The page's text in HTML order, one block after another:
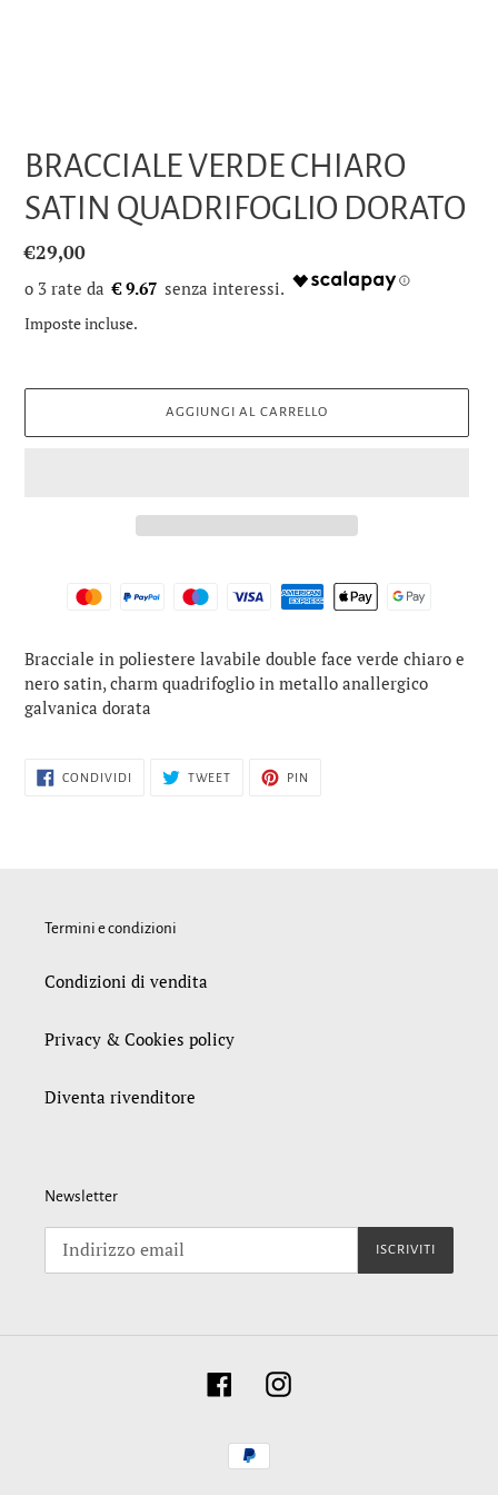
BRACCIALE VERDE CHIARO
SATIN QUADRIFOGLIO DORATO
Prezzo
di
€29,00
€ 9.67
Imposte incluse.
AGGIUNGI AL CARRELLO
del
prodotto
nel
Bracciale in poliestere lavabile double face verde chiaro e
nero satin, charm quadrifoglio in metallo anallergico
galvanica dorata
CONDIVIDI CONDIVIDITWEET TWITTA
PIN
Termini e condizioni
Condizioni di vendita
Privacy & Cookies policy
Diventa rivenditore
Newsletter
ISCRIVITI
FacebookInstagram
Metodi
di